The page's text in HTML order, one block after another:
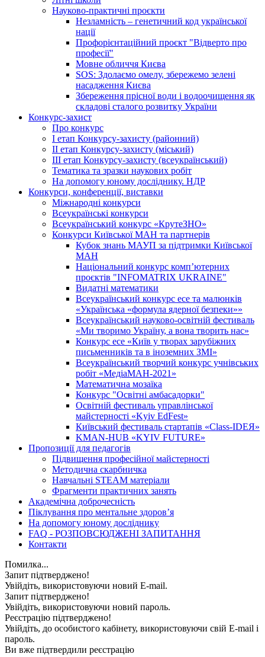
Науково-практичні проєкти
Незламність – генетичний код української
нації
Профорієнтаційний проєкт "Відверто про
професії"
Мовне обличчя Києва
SOS: Здолаємо омелу, збережемо зелені
насадження Києва
Збереження прісної води і водоочищення як
складові сталого розвитку України
Конкурс-захист
Про конкурс
І етап Конкурсу-захисту (районний)
ІІ етап Конкурсу-захисту (міський)
ІІІ етап Конкурсу-захисту (всеукраїнський)
Тематика та зразки наукових робіт
На допомогу юному досліднику. НДР
Конкурси, конференції, виставки
Міжнародні конкурси
Всеукраїнські конкурси
Всеукраїнський конкурс «КрутеЗНО»
Конкурси Київської МАН та партнерів
Кубок знань МАУП за підтримки Київської
МАН
Національний конкурс комп’ютерних
проєктів "INFOMATRIX UKRAINE"
Видатні математики
Всеукраїнський конкурс есе та малюнків
«Українська «формула ядерної безпеки»»
Всеукраїнський науково-освітній фестиваль
«Ми творимо Україну, а вона творить нас»
Конкурс есе «Київ у творах зарубіжних
письменників та в іноземних ЗМІ»
Всеукраїнський творчий конкурс учнівських
робіт «МедіаМАН-2021»
Математична мозаїка
Конкурс "Освітні амбасадорки"
Освітній фестиваль управлінської
майстерності «Kyiv EdFest»
Київський фестиваль стартапів «Class-IDEЯ»
KMAN-HUB «KYIV FUTURE»
Пропозиції для педагогів
Підвищення професійної майстерності
Методична скарбничка
Навчальні STEAM матеріали
Фрагменти практичних занять
Академічна доброчесність
Піклування про ментальне здоровʼя
На допомогу юному досліднику
FAQ - РОЗПОВСЮДЖЕНІ ЗАПИТАННЯ
Контакти
Помилка...
Запит підтверджено!
Увійдіть, використовуючи новий E-mail.
Запит підтверджено!
Увійдіть, використовуючи новий пароль.
Реєстрацію підтверджено!
Увійдіть, до особистого кабінету, використовуючи свій E-mail і
пароль.
Ви вже підтвердили реєстрацію